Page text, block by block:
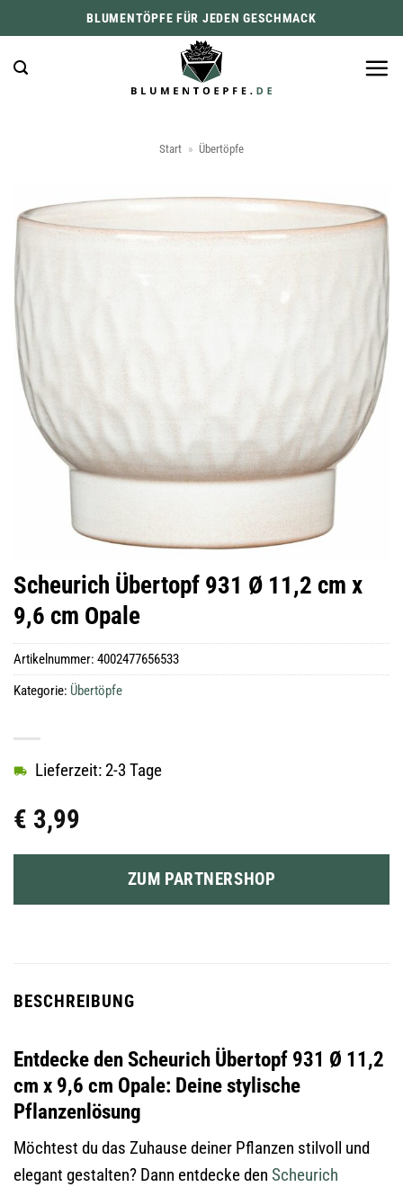
Inhalt
springen
BLUMENTÖPFE FÜR JEDEN GESCHMACK
Start » Übertöpfe
Scheurich Übertopf 931 Ø 11,2 cm x
9,6 cm Opale
€ 3,99
Lieferzeit: 2-3 Tage
ZUM PARTNERSHOP
Artikelnummer: 4002477656533
Kategorie: Übertöpfe
BESCHREIBUNG
Entdecke den Scheurich Übertopf 931 Ø 11,2
cm x 9,6 cm Opale: Deine stylische
Pflanzenlösung
Möchtest du das Zuhause deiner Pflanzen stilvoll und
elegant gestalten? Dann entdecke den Scheurich